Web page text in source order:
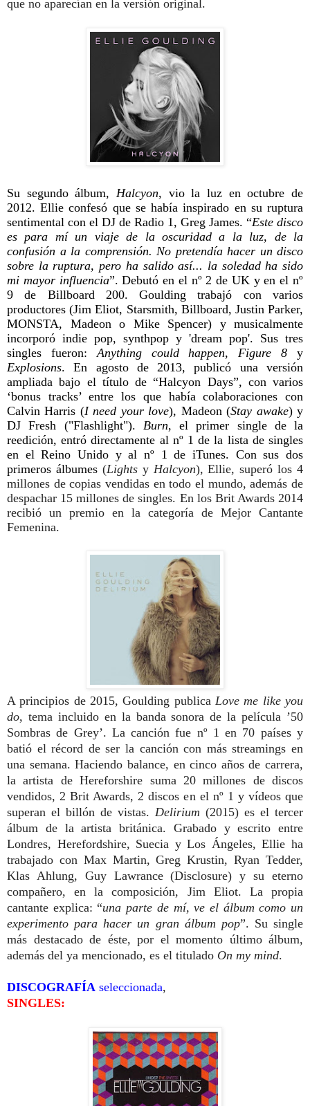
que no aparecían en la versión original.
Su segundo álbum, Halcyon, vio la luz en octubre de
2012. Ellie confesó que se había inspirado en su ruptura
sentimental con el DJ de Radio 1, Greg James. “Este disco
es para mí un viaje de la oscuridad a la luz, de la
confusión a la comprensión. No pretendía hacer un disco
sobre la ruptura, pero ha salido así... la soledad ha sido
mi mayor influencia”. Debutó en el nº 2 de UK y en el nº
9 de Billboard 200. Goulding trabajó con varios
productores (Jim Eliot, Starsmith, Billboard, Justin Parker,
MONSTA, Madeon o Mike Spencer) y musicalmente
incorporó indie pop, synthpop y 'dream pop'. Sus tres
singles fueron:Anything could happen,Figure 8y
Explosions. En agosto de 2013, publicó una versión
ampliada bajo el título de “Halcyon Days”, con varios
‘bonus tracks’ entre los que había colaboraciones con
Calvin Harris (I need your love), Madeon (Stay awake) y
DJ Fresh ("Flashlight"). Burn, el primer single de la
reedición, entró directamente al nº 1 de la lista de singles
en el Reino Unido y al nº 1 de iTunes. Con sus dos
primeros álbumes (Lights yHalcyon), Ellie, superó los 4
millones de copias vendidas en todo el mundo, además de
despachar 15 millones de singles. En los Brit Awards 2014
recibió un premio en la categoría de Mejor Cantante
Femenina.
A principios de 2015, Goulding publica Love me like you
do, tema incluido en la banda sonora de la película ’50
Sombras de Grey’. La canción fue nº 1 en 70 países y
batió el récord de ser la canción con más streamings en
una semana. Haciendo balance, en cinco años de carrera,
la artista de Hereforshire suma 20 millones de discos
vendidos, 2 Brit Awards, 2 discos en el nº 1 y vídeos que
superan el billón de vistas. Delirium (2015) es el tercer
álbum de la artista británica. Grabado y escrito entre
Londres, Herefordshire, Suecia y Los Ángeles, Ellie ha
trabajado con Max Martin, Greg Krustin, Ryan Tedder,
Klas Ahlung, Guy Lawrance (Disclosure) y su eterno
compañero, en la composición, Jim Eliot. La propia
cantante explica: “una parte de mí, ve el álbum como un
experimento para hacer un gran álbum pop”. Su single
más destacado de éste, por el momento último álbum,
además del ya mencionado, es el titulado On my mind.
DISCOGRAFÍA seleccionada,
SINGLES: